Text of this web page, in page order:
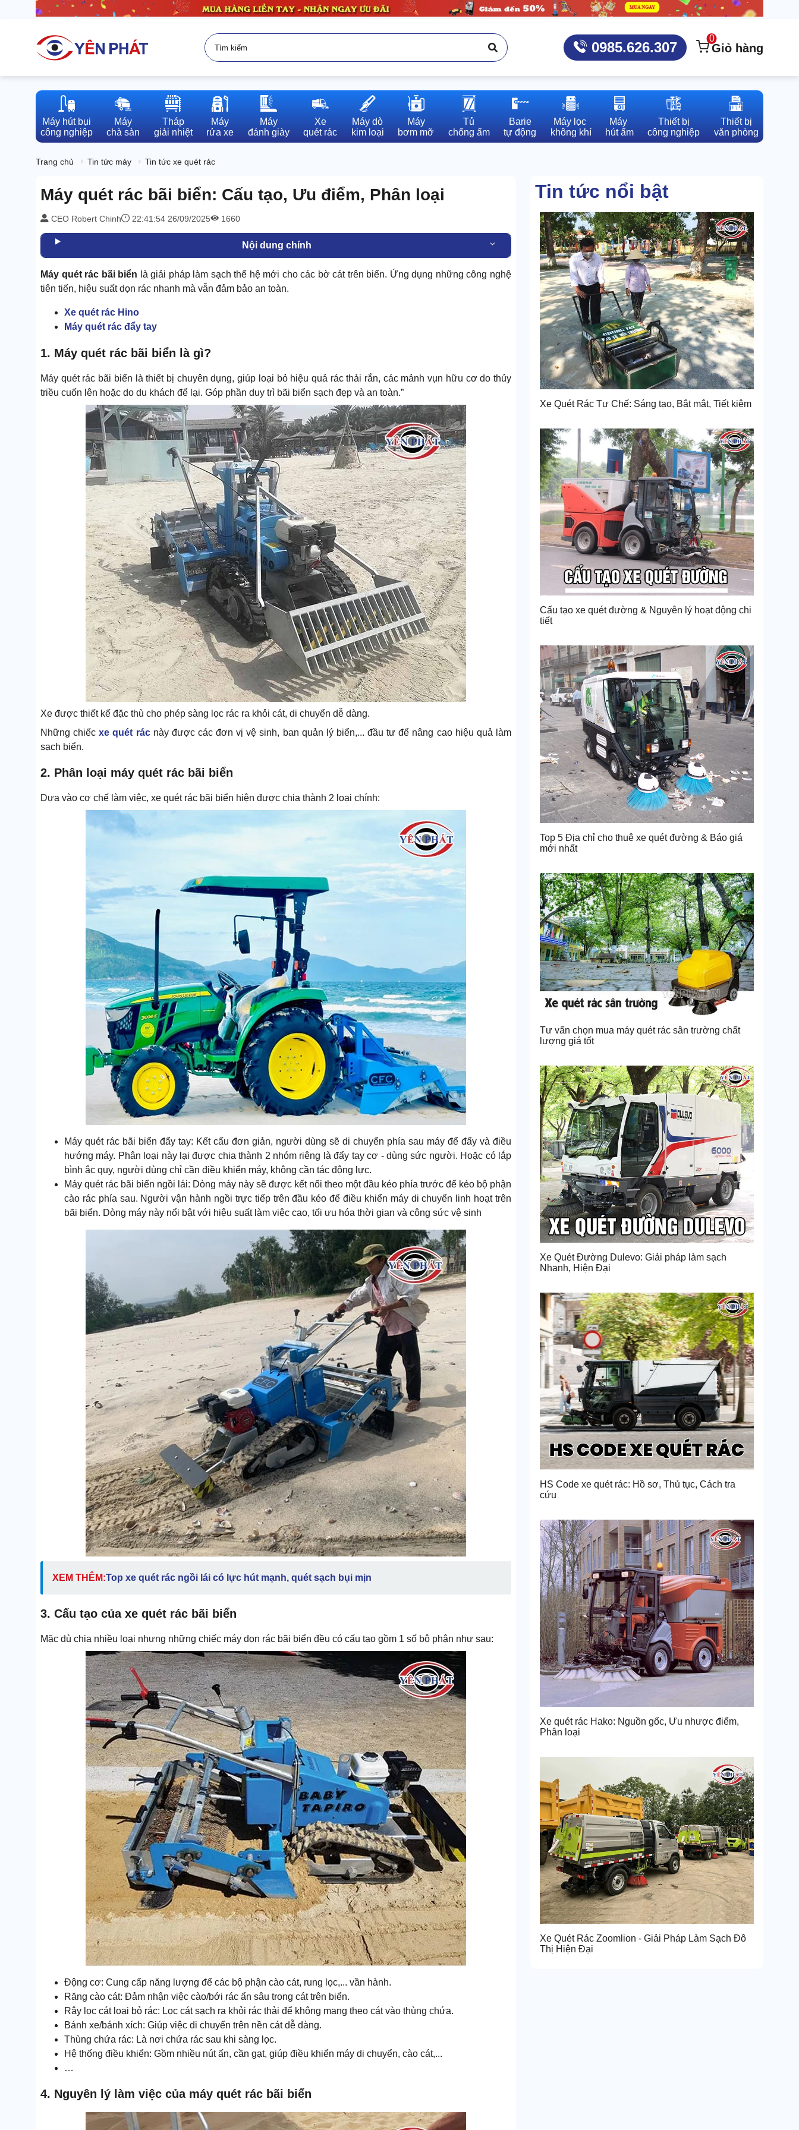
0985.626.307
0
Giỏ hàng
Máy hút bụi
công nghiệp
Máy
chà sàn
Tháp
giải nhiệt
Máy
rửa xe
Máy
đánh giày
Xe
quét rác
Máy dò
kim loại
Máy
bơm mỡ
Tủ
chống ẩm
Barie
tự động
Máy lọc
không khí
Máy
hút ẩm
Thiết bị
công nghiệp
Thiết bị
văn phòng
Trang chủ Tin tức máy Tin tức xe quét rác
Máy quét rác bãi biển: Cấu tạo, Ưu điểm, Phân loại
CEO Robert Chinh 22:41:54 26/09/2025 1660
Nội dung chính
Máy quét rác bãi biển là giải pháp làm sạch thế hệ mới cho các bờ cát trên biển. Ứng dụng những công nghệ
tiên tiến, hiệu suất dọn rác nhanh mà vẫn đảm bảo an toàn.
Xe quét rác Hino
Máy quét rác đẩy tay
1. Máy quét rác bãi biển là gì?
Máy quét rác bãi biển là thiết bị chuyên dụng, giúp loại bỏ hiệu quả rác thải rắn, các mảnh vụn hữu cơ do thủy
triều cuốn lên hoặc do du khách để lại. Góp phần duy trì bãi biển sạch đẹp và an toàn.”
Xe được thiết kế đặc thù cho phép sàng lọc rác ra khỏi cát, di chuyển dễ dàng.
Những chiếcxe quét rácnày được các đơn vị vệ sinh, ban quản lý biển,... đầu tư để nâng cao hiệu quả làm
sạch biển.
2. Phân loại máy quét rác bãi biển
Dựa vào cơ chế làm việc, xe quét rác bãi biển hiện được chia thành 2 loại chính:
Máy quét rác bãi biển đẩy tay: Kết cấu đơn giản, người dùng sẽ di chuyển phía sau máy để đẩy và điều
hướng máy. Phân loại này lại được chia thành 2 nhóm riêng là đẩy tay cơ - dùng sức người. Hoặc có lắp
bình ắc quy, người dùng chỉ cần điều khiển máy, không cần tác động lực.
Máy quét rác bãi biển ngồi lái: Dòng máy này sẽ được kết nối theo một đầu kéo phía trước để kéo bộ phận
cào rác phía sau. Người vận hành ngồi trực tiếp trên đầu kéo để điều khiển máy di chuyển linh hoạt trên
bãi biển. Dòng máy này nổi bật với hiệu suất làm việc cao, tối ưu hóa thời gian và công sức vệ sinh
XEM THÊM:Top xe quét rác ngồi lái có lực hút mạnh, quét sạch bụi mịn
3. Cấu tạo của xe quét rác bãi biển
Mặc dù chia nhiều loại nhưng những chiếc máy dọn rác bãi biển đều có cấu tạo gồm 1 số bộ phận như sau:
Động cơ: Cung cấp năng lượng để các bộ phận cào cát, rung lọc,... vần hành.
Răng cào cát: Đảm nhận việc cào/bới rác ẩn sâu trong cát trên biển.
Rây lọc cát loại bỏ rác: Lọc cát sạch ra khỏi rác thải để không mang theo cát vào thùng chứa.
Bánh xe/bánh xích: Giúp việc di chuyển trên nền cát dễ dàng.
Thùng chứa rác: Là nơi chứa rác sau khi sàng lọc.
Hệ thống điều khiển: Gồm nhiều nút ấn, cần gạt, giúp điều khiển máy di chuyển, cào cát,...
…
4. Nguyên lý làm việc của máy quét rác bãi biển
Tin tức nổi bật
Xe Quét Rác Tự Chế: Sáng tạo, Bắt mắt, Tiết kiệm
Cấu tạo xe quét đường & Nguyên lý hoạt động chi
tiết
Top 5 Địa chỉ cho thuê xe quét đường & Báo giá
mới nhất
Tư vấn chọn mua máy quét rác sân trường chất
lượng giá tốt
Xe Quét Đường Dulevo: Giải pháp làm sạch
Nhanh, Hiện Đại
HS Code xe quét rác: Hồ sơ, Thủ tục, Cách tra
cứu
Xe quét rác Hako: Nguồn gốc, Ưu nhược điểm,
Phân loại
Xe Quét Rác Zoomlion - Giải Pháp Làm Sạch Đô
Thị Hiện Đại